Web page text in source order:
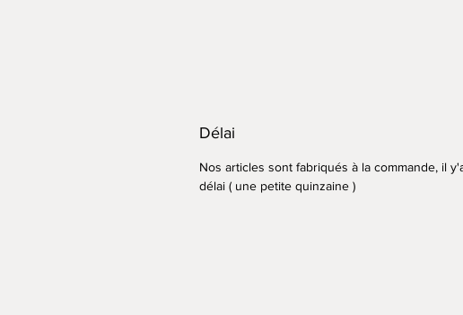
Délai
Nos articles sont fabriqués à la commande, il
délai ( une petite quinzaine )